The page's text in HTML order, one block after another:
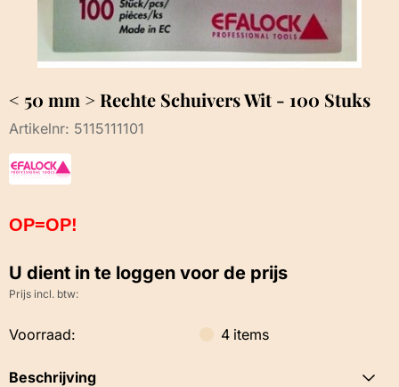
< 50 mm > Rechte Schuivers Wit - 100 Stuks
Artikelnr: 5115111101
OP=OP!
U dient in te loggen voor de prijs
Prijs incl. btw:
Voorraad: 4 items
Beschrijving